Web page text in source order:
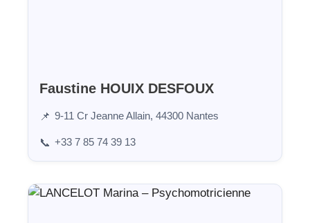
Faustine HOUIX DESFOUX
📌 9-11 Cr Jeanne Allain, 44300 Nantes
📞 +33 7 85 74 39 13